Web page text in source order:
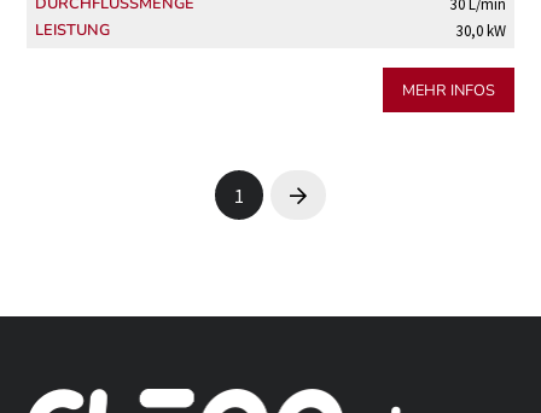
30 L/min
LEISTUNG 30,0 kW
MEHR INFOS
1 Next